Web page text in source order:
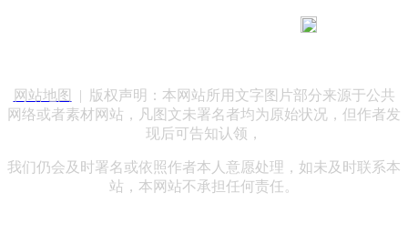
网站地图
| 版权声明：本网站所用文字图片部分来源于公共
网络或者素材网站，凡图文未署名者均为原始状况，但作者发
现后可告知认领，
我们仍会及时署名或依照作者本人意愿处理，如未及时联系本
站，本网站不承担任何责任。